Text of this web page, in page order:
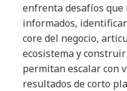
enfrenta desafíos
informados,
core del negocio,
ecosistema y
permitan escalar con
resultados de corto